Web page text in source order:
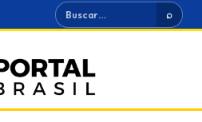
Buscar ⌕